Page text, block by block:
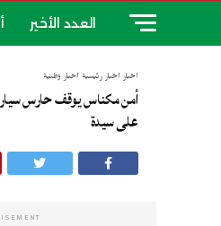
العدد الأخير
أخبار أخبار رئيسية أخبار وطنية
أمن مكناس يوقف حارس
على سيدة